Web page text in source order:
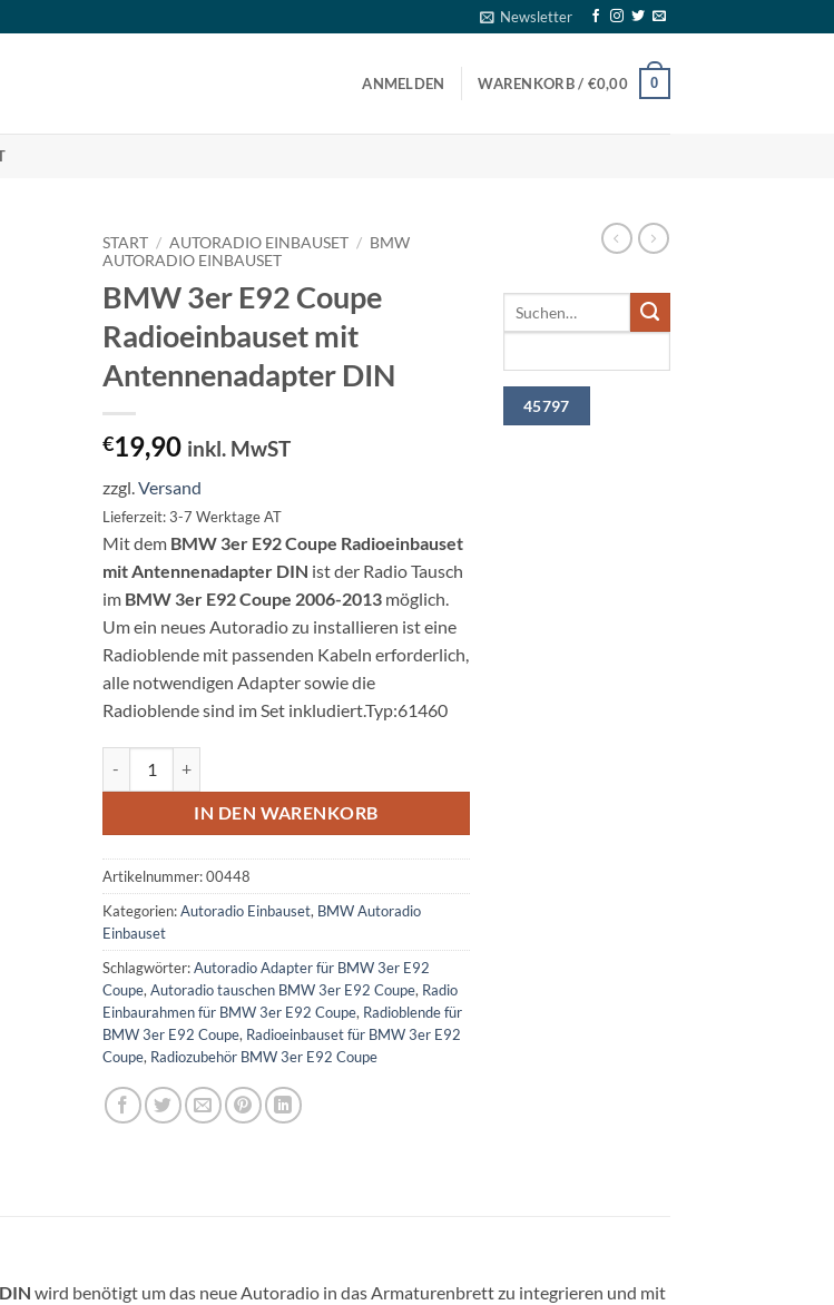
Newsletter
ANMELDEN WARENKORB / €0,00 0
START / AUTORADIO EINBAUSET / BMW
AUTORADIO EINBAUSET
BMW 3er E92 Coupe
Radioeinbauset mit
Antennenadapter DIN
€19,90 inkl. MwST
zzgl. Versand
Lieferzeit: 3-7 Werktage AT
Mit dem BMW 3er E92 Coupe Radioeinbauset
mit Antennenadapter DIN ist der Radio Tausch
im BMW 3er E92 Coupe 2006-2013 möglich.
Um ein neues Autoradio zu installieren ist eine
Radioblende mit passenden Kabeln erforderlich,
alle notwendigen Adapter sowie die
Radioblende sind im Set inkludiert.Typ:61460
IN DEN WARENKORB
Artikelnummer:00448
Kategorien:Autoradio Einbauset, BMW Autoradio
Einbauset
Schlagwörter:Autoradio Adapter für BMW 3er E92
Coupe, Autoradio tauschen BMW 3er E92 Coupe, Radio
Einbaurahmen für BMW 3er E92 Coupe, Radioblende für
BMW 3er E92 Coupe, Radioeinbauset für BMW 3er E92
Coupe, Radiozubehör BMW 3er E92 Coupe
wird benötigt um das neue Autoradio in das Armaturenbrett zu integrieren und mit